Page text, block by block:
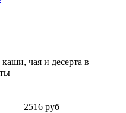
чая и десерта в
2516 руб